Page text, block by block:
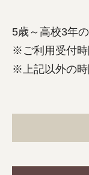
5歳～高校3年
※ご利用受付
※上記以外の時